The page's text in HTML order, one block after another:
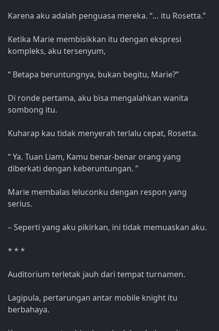
Karena aku adalah penguasa mereka. “… itu Rosetta.”
Ketika Marie membisikkan itu dengan ekspresi
kompleks, aku tersenyum,
“ Betapa beruntungnya, bukan begitu, Marie?”
Di ronde pertama, aku bisa mengalahkan wanita
sombong itu.
Kuharap kau tidak menyerah terlalu cepat, Rosetta.
“ Ya. Tuan Liam, Kamu benar-benar orang yang
diberkati dengan keberuntungan. ”
Marie membalas leluconku dengan respon yang
serius.
– Seperti yang aku pikirkan, ini tidak memuaskan aku.
* * *
Auditorium terletak jauh dari tempat turnamen.
Lagipula, pertarungan antar mobile knight itu
berbahaya.